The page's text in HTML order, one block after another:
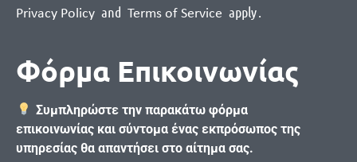
Privacy Policy and Terms of Service apply.
Φόρμα Επικοινωνίας
Συμπληρώστε την παρακάτω φόρμα
επικοινωνίας και σύντομα ένας εκπρόσωπος της
υπηρεσίας θα απαντήσει στο αίτημα σας.